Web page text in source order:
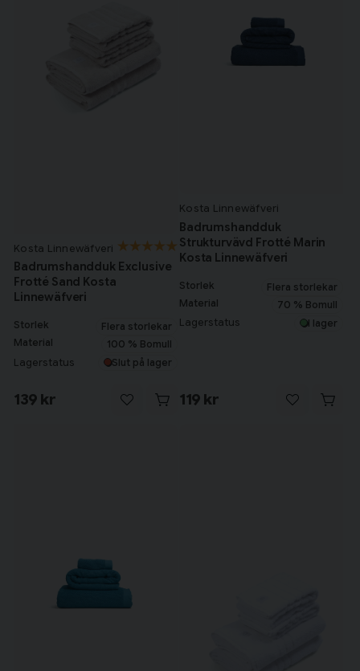
Kosta Linnewäfveri
Badrumshandduk Exclusive
Frotté Sand Kosta
Linnewäfveri
Storlek
Flera storlekar
Material
100 % Bomull
Lagerstatus Slut på lager
139 kr
Kosta Linnewäfveri
Badrumshandduk
Strukturvävd Frotté Marin
Kosta Linnewäfveri
Storlek
Flera storlekar
Material
70 % Bomull
Lagerstatus I lager
119 kr